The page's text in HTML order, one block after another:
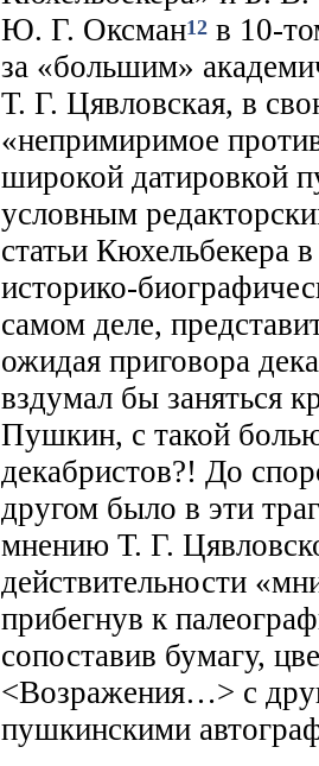
Ю. Г. Оксман12в 10-
за «большим»
Т. Г. Цявловская, в
«непримиримое
широкой датировкой
условным
статьи Кюхельбекера
историко-
самом деле,
ожидая приговора
вздумал бы заняться
Пушкин, с такой
декабристов?! До
другом было в эти
мнению Т. Г.
действительности
прибегнув к
сопоставив бумагу,
<Возражения…> с
пушкинскими